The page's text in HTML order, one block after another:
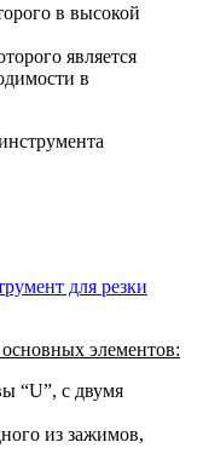
в высокой
является
в
для резки
элементов:
“U”, с двумя
из зажимов,